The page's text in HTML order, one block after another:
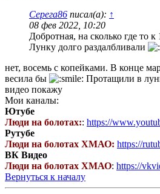
Серега86 писал(а): ↑
08 фев 2022, 10:20
Добротная, на сколько где то
Лунку долго раздалбливали
нет, восемь с копейками. В конце
весила бы
Протащили в
видео покажу
Мои каналы:
Ютубе
Люди на болотах:: https://
Рутубе
Люди на болотах ХМАО: https://
ВК Видео
Люди на болотах ХМАО: https://
Вернуться к началу